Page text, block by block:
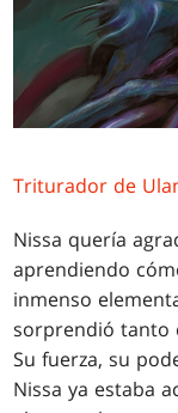
Triturador de
Nissa quería
aprendiendo
inmenso
sorprendió tanto
Su fuerza, su
Nissa ya estaba